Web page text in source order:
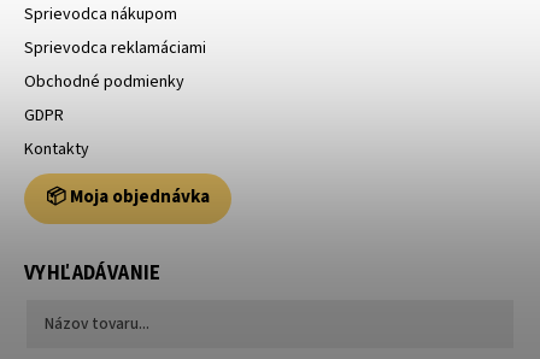
Sprievodca nákupom
Sprievodca reklamáciami
Obchodné podmienky
GDPR
Kontakty
📦 Moja objednávka
VYHĽADÁVANIE